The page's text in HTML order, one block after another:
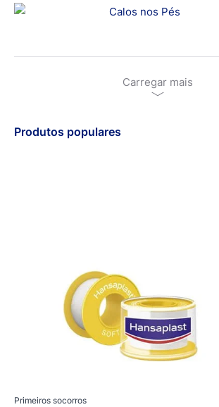
Calos nos Pés
Carregar mais
Produtos populares
Primeiros socorros